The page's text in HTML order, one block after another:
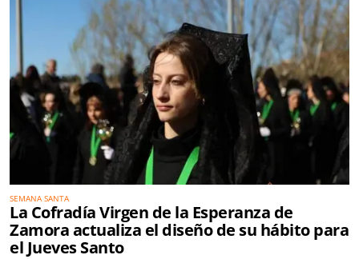
SEMANA SANTA
La Cofradía Virgen de la Esperanza de
Zamora actualiza el diseño de su hábito para
el Jueves Santo